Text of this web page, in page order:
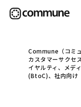
Commune
Commune（コミュ
カスタマーサクセ
イヤルティ、メデ
(BtoC)、社内向け